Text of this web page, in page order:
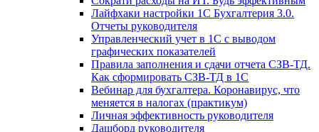
Лайфхаки настройки 1С Бухгалтерия 3.0.
Отчеты руководителя
Управленческий учет в 1С с выводом
графических показателей
Правила заполнения и сдачи отчета СЗВ-ТД.
Как сформировать СЗВ-ТД в 1С
Вебинар для бухгалтера. Коронавирус, что
меняется в налогах (практикум)
Личная эффективность руководителя
Дашборд руководителя